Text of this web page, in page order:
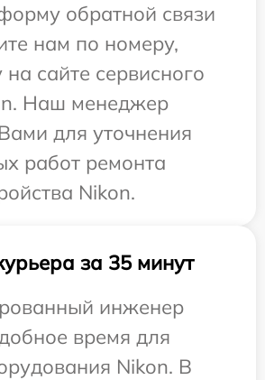
обратной связи
нам по номеру,
сайте сервисного
Наш менеджер
для уточнения
работ ремонта
Nikon.
за 35 минут
инженер
время для
Nikon. В